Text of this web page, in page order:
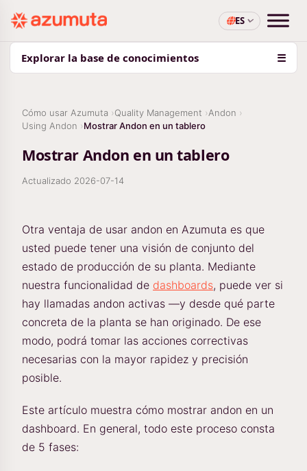
ES
Explorar la base de conocimientos ☰
Cómo usar Azumuta Quality Management
Andon
Using Andon
Mostrar Andon en un tablero
Mostrar Andon en un tablero
Actualizado 2026-07-14
Otra ventaja de usar andon en Azumuta es que
usted puede tener una visión de conjunto del
estado de producción de su planta. Mediante
nuestra funcionalidad de dashboards, puede ver si
hay llamadas andon activas —y desde qué parte
concreta de la planta se han originado. De ese
modo, podrá tomar las acciones correctivas
necesarias con la mayor rapidez y precisión
posible.
Este artículo muestra cómo mostrar andon en un
dashboard. En general, todo este proceso consta
de 5 fases: